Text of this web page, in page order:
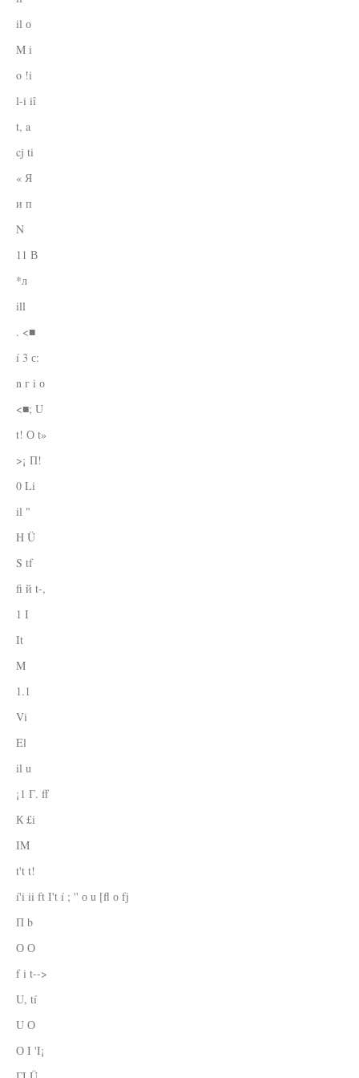
il о
M i
o !i
l-i iî
t, a
cj ti
« Я
и п
N
11 В
*л
ill
. <■
í 3 с:
n г i о
<■; U
t! О t»
>¡ П!
0 Li
il "
H Ü
S tf
fi й t-,
1 I
It
M
1.1
Vi
El
il u
¡1 Г. ff
К £i
IM
t't t!
í'i ii ft I't í ; '' о u [fl о fj
П b
О О
f i t-->
U, tí
U О
О I 'I¡